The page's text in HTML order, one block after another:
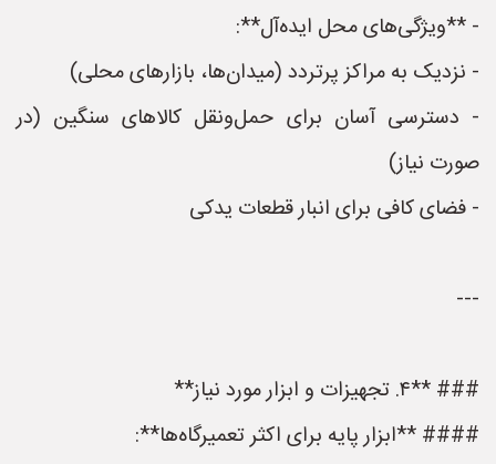
- **ویژگی‌های محل ایده‌آل**:
- نزدیک به مراکز پرتردد (میدان‌ها، بازارهای محلی)
- دسترسی آسان برای حمل‌ونقل کالاهای سنگین (در
صورت نیاز)
- فضای کافی برای انبار قطعات یدکی
---
### **۴. تجهیزات و ابزار مورد نیاز**
#### **ابزار پایه برای اکثر تعمیرگاه‌ها**: